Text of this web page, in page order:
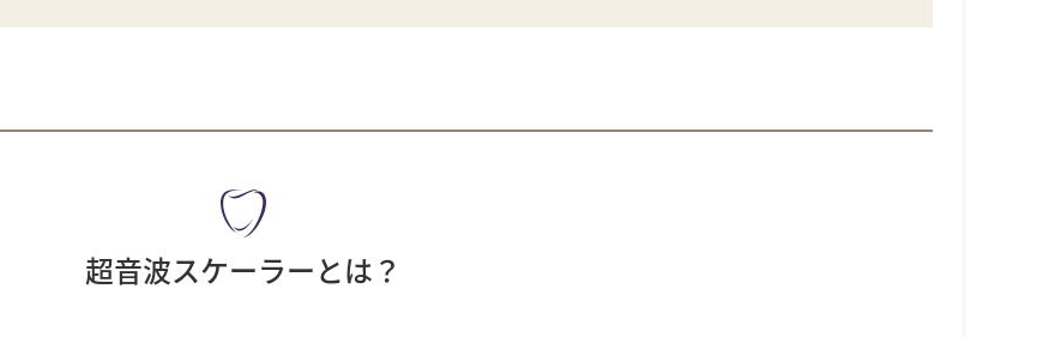
超音波スケーラーとは？